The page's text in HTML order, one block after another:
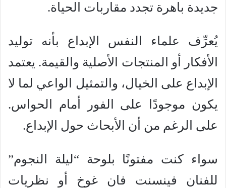
جديدة باهرة تجدد مقاربات الحياة.
يُعرِّف علماء النفس الإبداع بأنه توليد
الأفكار أو المنتجات الأصلية والقيمة. يعتمد
الإبداع على الخيال، والتمثيل الواعي لما لا
يكون موجودًا على الفور أمام الحواس.
على الرغم من أن الأبحاث حول الإبداع.
سواء كنت مفتونًا بلوحة “ليلة النجوم”
للفنان فينسنت فان غوخ أو نظريات